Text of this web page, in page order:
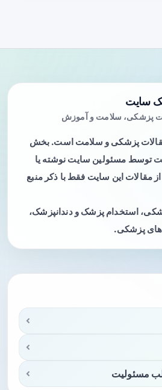
سایت
پزشکی، سلامت و آموزش
پزشکی و سلامت است. بخش
توسط مسئولین سایت نوشته یا
مقالات این سایت فقط با ذکر منبع
استخدام پزشک و دندانپزشک،
مسئولیت